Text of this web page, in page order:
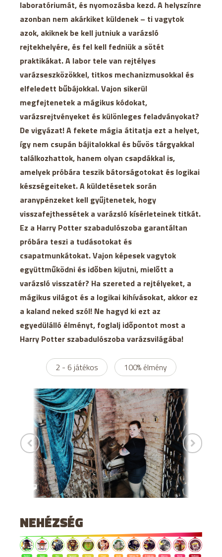
laboratóriumát, és nyomozásba kezd. A helyszínre
azonban nem akárkiket küldenek – ti vagytok
azok, akiknek be kell jutniuk a varázsló
rejtekhelyére, és fel kell fedniük a sötét
praktikákat. A labor tele van rejtélyes
varázseszközökkel, titkos mechanizmusokkal és
elfeledett bűbájokkal. Vajon sikerül
megfejtenetek a mágikus kódokat,
varázsrejtvényeket és különleges feladványokat?
De vigyázat! A fekete mágia átitatja ezt a helyet,
így nem csupán bájitalokkal és bűvös tárgyakkal
találkozhattok, hanem olyan csapdákkal is,
amelyek próbára teszik bátorságotokat és logikai
készségeiteket. A küldetésetek során
aranypénzeket kell gyűjtenetek, hogy
visszafejthessétek a varázsló kísérleteinek titkát.
Ez a Harry Potter szabadulószoba garantáltan
próbára teszi a tudásotokat és
csapatmunkátokat. Vajon képesek vagytok
együttműködni és időben kijutni, mielőtt a
varázsló visszatér? Ha szereted a rejtélyeket, a
mágikus világot és a logikai kihívásokat, akkor ez
a kaland neked szól! Ne hagyd ki ezt az
egyedülálló élményt, foglalj időpontot most a
Harry Potter szabadulószoba varázsvilágába!
2 - 6 játékos 100% élmény
NEHÉZSÉG